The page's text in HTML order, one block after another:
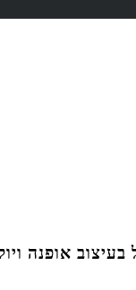
בעיצוב אופנה